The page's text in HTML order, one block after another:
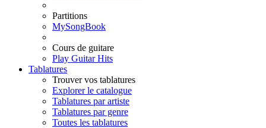
Partitions
MySongBook
Cours de guitare
Play Guitar Hits
Tablatures
Trouver vos tablatures
Explorer le catalogue
Tablatures par artiste
Tablatures par genre
Toutes les tablatures